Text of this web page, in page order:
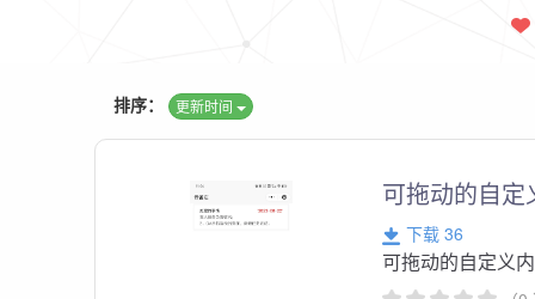
排序： 更新时间
可拖动的自
下载 36
可拖动的自定义